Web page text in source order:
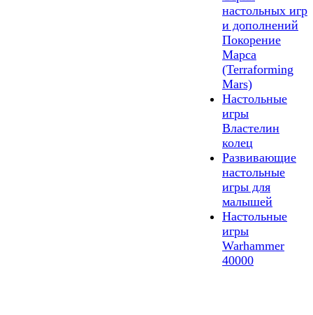
настольных игр
и дополнений
Покорение
Марса
(Terraforming
Mars)
Настольные
игры
Властелин
колец
Развивающие
настольные
игры для
малышей
Настольные
игры
Warhammer
40000